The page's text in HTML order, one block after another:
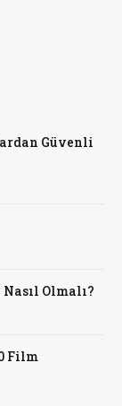
Güvenli
Olmalı?
Film